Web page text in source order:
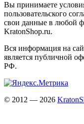
Вы принимаете
пользовательского
свои данные в любой
KratonShop.ru.
Вся информация на
является публичной
РФ.
© 2012 — 2026